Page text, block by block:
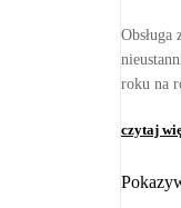
roku na
czytaj